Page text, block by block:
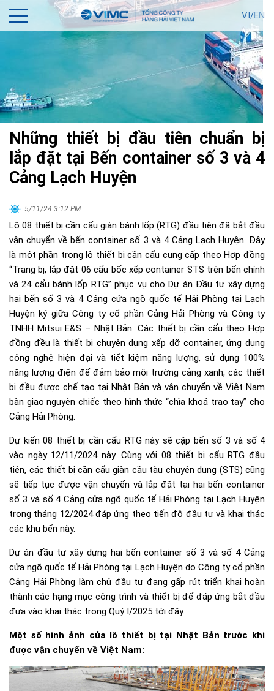
VI/EN
Những thiết bị đầu tiên chuẩn bị
lắp đặt tại Bến container số 3 và 4
Cảng Lạch Huyện
5/11/24 3:12 PM
Lô 08 thiết bị cần cẩu giàn bánh lốp (RTG) đầu tiên đã bắt đầu
vận chuyển về bến container số 3 và 4 Cảng Lạch Huyện. Đây
là một phần trong lô thiết bị cần cẩu cung cấp theo Hợp đồng
“Trang bị, lắp đặt 06 cẩu bốc xếp container STS trên bến chính
và 24 cẩu bánh lốp RTG” phục vụ cho Dự án Đầu tư xây dựng
hai bến số 3 và 4 Cảng cửa ngõ quốc tế Hải Phòng tại Lạch
Huyện ký giữa Công ty cổ phần Cảng Hải Phòng và Công ty
TNHH Mitsui E&S – Nhật Bản. Các thiết bị cần cẩu theo Hợp
đồng đều là thiết bị chuyên dụng xếp dỡ container, ứng dụng
công nghệ hiện đại và tiết kiệm năng lượng, sử dụng 100%
năng lượng điện để đảm bảo môi trường cảng xanh, các thiết
bị đều được chế tạo tại Nhật Bản và vận chuyển về Việt Nam
bàn giao nguyên chiếc theo hình thức “chìa khoá trao tay” cho
Cảng Hải Phòng.
Dự kiến 08 thiết bị cần cẩu RTG này sẽ cập bến số 3 và số 4
vào ngày 12/11/2024 này. Cùng với 08 thiết bị cẩu RTG đầu
tiên, các thiết bị cần cẩu giàn cầu tàu chuyên dụng (STS) cũng
sẽ tiếp tục được vận chuyển và lắp đặt tại hai bến container
số 3 và số 4 Cảng cửa ngõ quốc tế Hải Phòng tại Lạch Huyện
trong tháng 12/2024 đáp ứng theo tiến độ đầu tư và khai thác
các khu bến này.
Dự án đầu tư xây dựng hai bến container số 3 và số 4 Cảng
cửa ngõ quốc tế Hải Phòng tại Lạch Huyện do Công ty cổ phần
Cảng Hải Phòng làm chủ đầu tư đang gấp rút triển khai hoàn
thành các hạng mục công trình và thiết bị để đáp ứng bắt đầu
đưa vào khai thác trong Quý I/2025 tới đây.
Một số hình ảnh của lô thiết bị tại Nhật Bản trước khi
được vận chuyển về Việt Nam: